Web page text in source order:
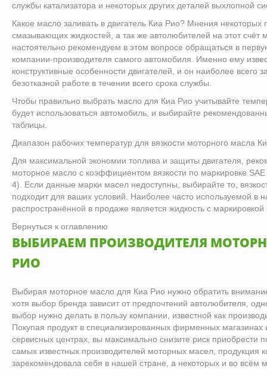
службы катализатора и некоторых других деталей выхлопной
Какое масло заливать в двигатель Киа Рио? Мнения некоторых
смазывающих жидкостей, а так же автолюбителей на этот счёт
настоятельно рекомендуем в этом вопросе обращаться в
компании-производителя самого автомобиля. Именно ему
конструктивные особенности двигателей, и он наиболее всего
безотказной работе в течении всего срока службы.
Чтобы правильно выбрать масло для Киа Рио учитывайте
будет использоваться автомобиль, и выбирайте
таблицы.
Диапазон рабочих температур для вязкости моторного масла
Для максимальной экономии топлива и защиты двигателя,
моторное масло с коэффициентом вязкости по маркировке
4). Если данные марки масел недоступны, выбирайте то,
подходит для ваших условий. Наиболее часто используемой в
распространённой в продаже является жидкость с маркировкой
Вернуться к оглавлению
ВЫБИРАЕМ ПРОИЗВОДИТЕЛЯ
РИО
Выбирая моторное масло для Киа Рио нужно обратить
хотя выбор бренда зависит от предпочтений автолюбителя,
выбор нужно делать в пользу компании, известной как
Покупая продукт в специализированных фирменных магазинах
сервисных центрах, вы максимально снизите риск приобрести
самых известных производителей моторных масел, продукция
зарекомендовала себя в нашей стране, а некоторых и во всём